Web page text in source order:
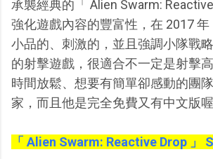
承襲經典的「 Alien Swarm:
強化遊戲內容的豐富性，在 2017
小品的、刺激的，並且強調小隊戰
的射擊遊戲，很適合不一定是射擊
時間放鬆、想要有簡單卻感動的團
家，而且他是完全免費又有中文版喔
「 Alien Swarm: Reactive Drop 」